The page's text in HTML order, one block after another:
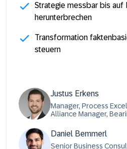
Strategie messbar bis
herunterbrechen
Transformation
steuern
Justus Erkens
Manager, Process
Alliance Manager,
Daniel Bemmerl
Senior Business